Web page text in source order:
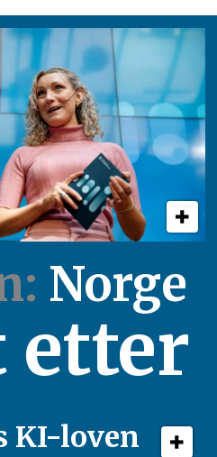
Norge
etter
KI-loven